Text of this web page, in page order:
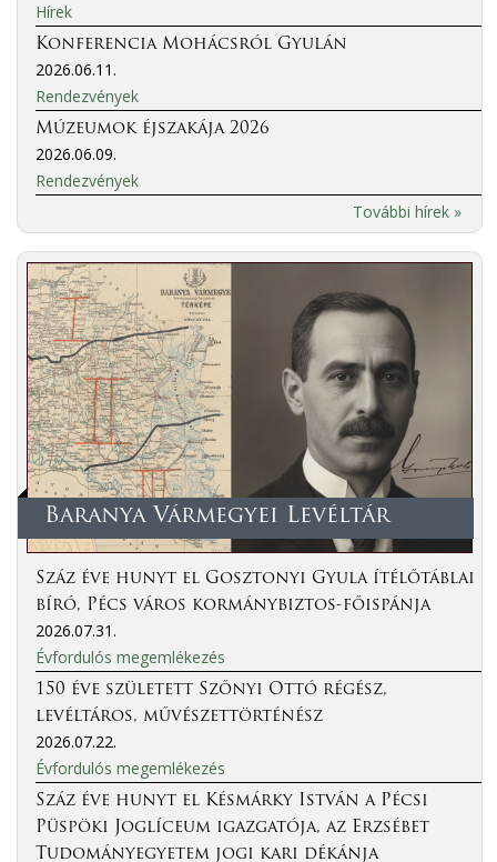
Hírek
Konferencia Mohácsról Gyulán
2026.06.11.
Rendezvények
Múzeumok éjszakája 2026
2026.06.09.
Rendezvények
További hírek »
Baranya Vármegyei Levéltár
Száz éve hunyt el Gosztonyi Gyula ítélőtáblai
bíró, Pécs város kormánybiztos-főispánja
2026.07.31.
Évfordulós megemlékezés
150 éve született Szőnyi Ottó régész,
levéltáros, művészettörténész
2026.07.22.
Évfordulós megemlékezés
Száz éve hunyt el Késmárky István a Pécsi
Püspöki Joglíceum igazgatója, az Erzsébet
Tudományegyetem jogi kari dékánja